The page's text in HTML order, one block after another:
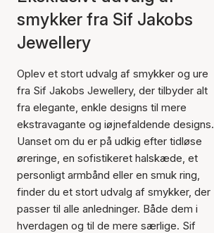
smykker fra Sif Jakobs
Jewellery
Oplev et stort udvalg af smykker og ure
fra Sif Jakobs Jewellery, der tilbyder alt
fra elegante, enkle designs til mere
ekstravagante og iøjnefaldende designs.
Uanset om du er på udkig efter tidløse
øreringe, en sofistikeret halskæde, et
personligt armbånd eller en smuk ring,
finder du et stort udvalg af smykker, der
passer til alle anledninger. Både dem i
hverdagen og til de mere særlige. Sif